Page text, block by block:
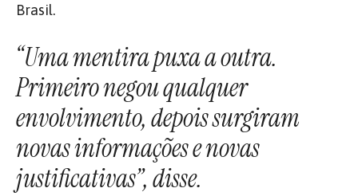
Brasil.
“Uma mentira puxa a outra.
Primeiro negou qualquer
envolvimento, depois surgiram
novas informações e novas
justificativas”, disse.